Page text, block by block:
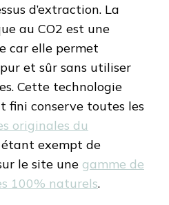
d’extraction. La
au CO2 est une
car elle permet
et sûr sans utiliser
Cette technologie
fini conserve toutes les
originales du
exempt de
le site une gamme de
100% naturels.